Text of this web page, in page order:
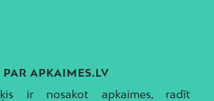
PAR APKAIMES.LV
ir nosakot apkaimes, radīt